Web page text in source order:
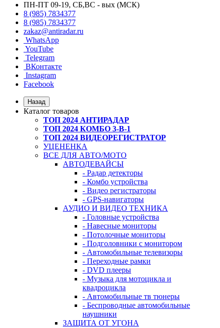
ПН-ПТ 09-19, СБ,ВС - вых (МСК)
8 (985) 7834377
8 (985) 7834377
zakaz@antiradar.ru
WhatsApp
YouTube
Telegram
ВКонтакте
Instagram
Facebook
Назад
Каталог товаров
ТОП 2024 АНТИРАДАР
ТОП 2024 КОМБО 3-В-1
ТОП 2024 ВИДЕОРЕГИСТРАТОР
УЦЕНЕНКА
ВСЕ ДЛЯ АВТО/МОТО
АВТОДЕВАЙСЫ
- Радар детекторы
- Комбо устройства
- Видео регистраторы
- GPS-навигаторы
АУДИО И ВИДЕО ТЕХНИКА
- Головные устройства
- Навесные мониторы
- Потолочные мониторы
- Подголовники с монитором
- Автомобильные телевизоры
- Переходные рамки
- DVD плееры
- Музыка для мотоцикла и
квадроцикла
- Автомобильные тв тюнеры
- Беспроводные автомобильные
наушники
ЗАЩИТА ОТ УГОНА